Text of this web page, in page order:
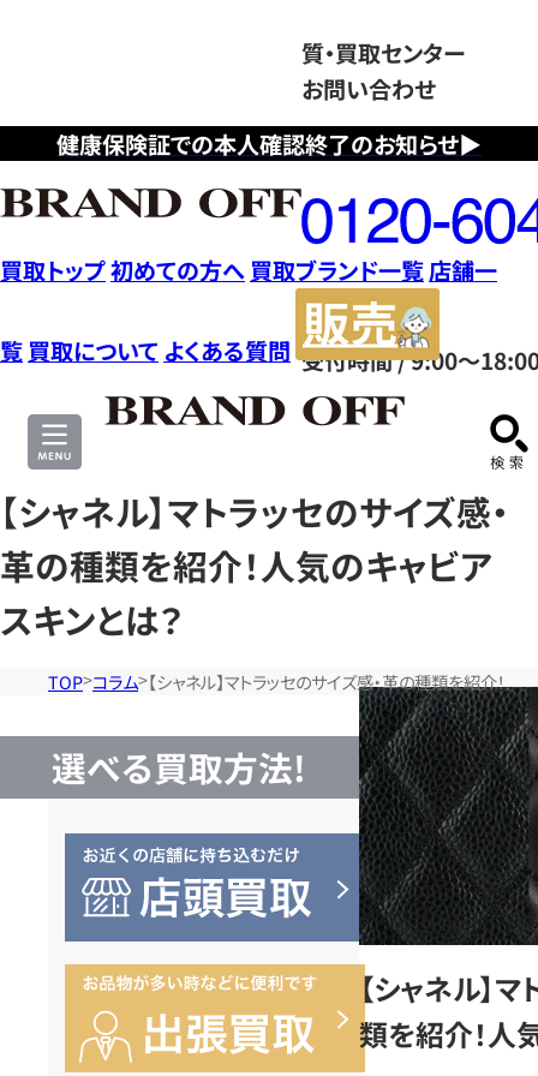
健康保険証での本人確認終了のお知らせ▶
質・買取センター
お問い合わせ
フ
リ
ー
ダ
イ
ヤ
ル
0120604117
受付時間 / 9:00～
買取トップ初めての方へ 買取ブランド一覧店舗一
覧 買取について よくある質問
サ
【シャネル】マトラッセのサイズ感・
革の種類を紹介！人気のキャビア
スキンとは？
TOP コラム 【シャネル】マトラッセのサイズ感・革の種類を紹介！人
選べる買取方法!
【シャネル】
類を紹介！人